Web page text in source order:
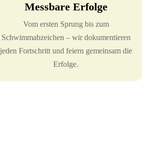
Messbare Erfolge
Vom ersten Sprung bis zum
Schwimmabzeichen – wir dokumentieren
jeden Fortschritt und feiern gemeinsam die
Erfolge.